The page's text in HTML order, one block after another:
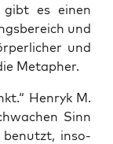
es einen
und
und
Metapher.
Hen­ryk M.
Sinn
benutzt, inso­